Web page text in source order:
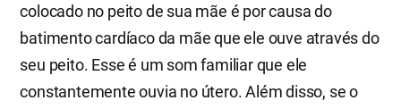
colocado no peito de sua mãe é por causa do
batimento cardíaco da mãe que ele ouve através do
seu peito. Esse é um som familiar que ele
constantemente ouvia no útero. Além disso, se o